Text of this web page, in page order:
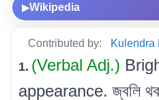
▶Wikipedia
Contributed by: Kulendra
1. (Verbal Adj.)
appearance. জ্বলি